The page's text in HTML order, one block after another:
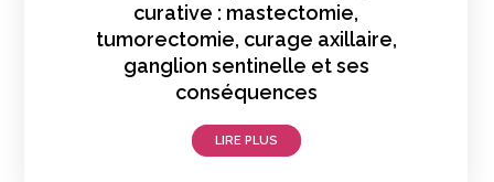
curative : mastectomie,
tumorectomie, curage axillaire,
ganglion sentinelle et ses
conséquences
LIRE PLUS